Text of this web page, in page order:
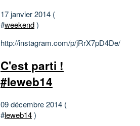
17 janvier 2014 (
#weekend)
http://instagram.com/p/jRrX7pD4De/
C'est parti !
#leweb14
09 décembre 2014 (
#leweb14)